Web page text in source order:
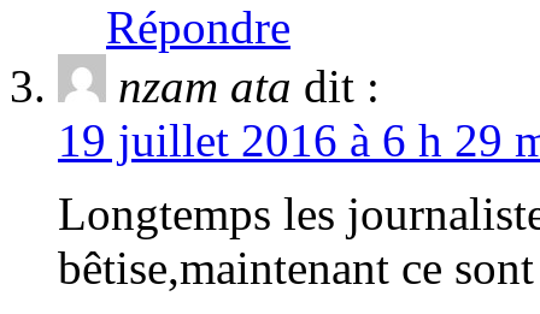
Répondre
nzam ata dit :
19 juillet 2016 à 6 h 29
Longtemps les
bêtise,maintenant ce